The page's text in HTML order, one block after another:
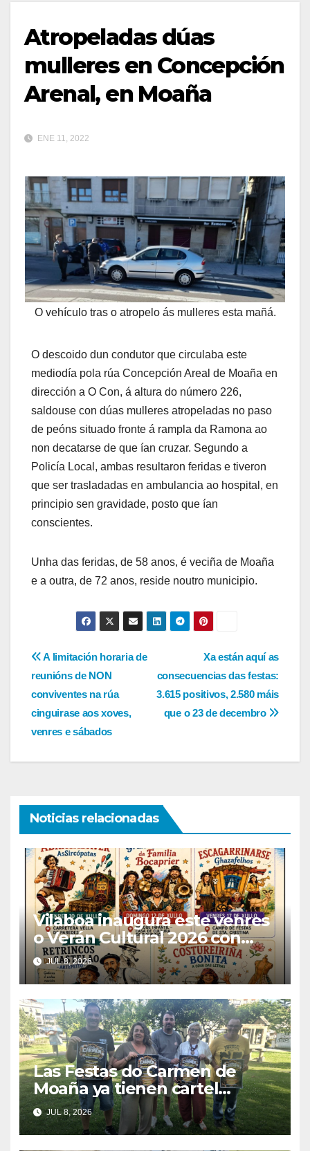
Atropeladas dúas
mulleres en Concepción
Arenal, en Moaña
ENE 11, 2022
O vehículo tras o atropelo ás mulleres esta mañá.
O descoido dun condutor que circulaba este
mediodía pola rúa Concepción Areal de Moaña en
dirección a O Con, á altura do número 226,
saldouse con dúas mulleres atropeladas no paso
de peóns situado fronte á rampla da Ramona ao
non decatarse de que ían cruzar. Segundo a
Policía Local, ambas resultaron feridas e tiveron
que ser trasladadas en ambulancia ao hospital, en
principio sen gravidade, posto que ían
conscientes.
Unha das feridas, de 58 anos, é veciña de Moaña
e a outra, de 72 anos, reside noutro municipio.
Navegación
de
entradas
Xa están aquí as
consecuencias das festas:
3.615 positivos, 2.580 máis
que o 23 de decembro
A limitación horaria de
reunións de NON
conviventes na rúa
cinguirase aos xoves,
venres e sábados
Noticias relacionadas
Vilaboa inaugura este venres
o Verán Cultural 2026 con
teatro, música, cine e
tradición
JUL 8, 2026
Las Festas do Carmen de
Moaña ya tienen cartel
musical y hacen un
llamamiento a la colaboración
vecinal
JUL 8, 2026